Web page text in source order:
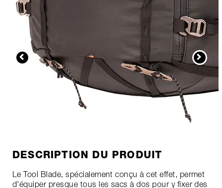
DESCRIPTION DU PRODUIT
Le Tool Blade, spécialement conçu à cet effet, permet
d'équiper presque tous les sacs à dos pour y fixer des